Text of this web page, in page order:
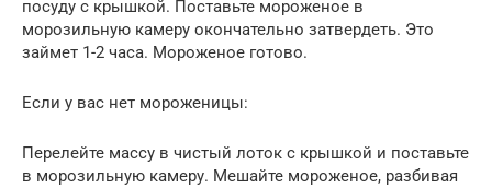
посуду с крышкой. Поставьте мороженое в
морозильную камеру окончательно затвердеть. Это
займет 1-2 часа. Мороженое готово.
Если у вас нет мороженицы:
Перелейте массу в чистый лоток с крышкой и поставьте
в морозильную камеру. Мешайте мороженое, разбивая